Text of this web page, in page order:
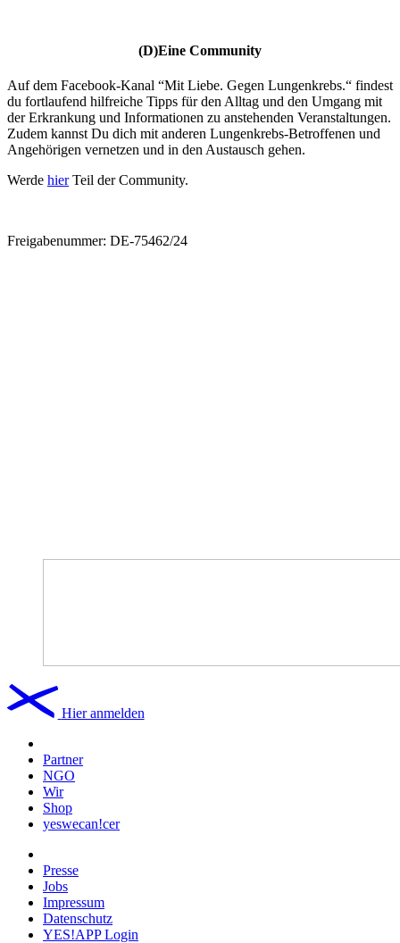
(D)Eine Community
Auf dem Facebook-Kanal “Mit Liebe. Gegen Lungenkrebs.“ findest
du fortlaufend hilfreiche Tipps für den Alltag und den Umgang mit
der Erkrankung und Informationen zu anstehenden Veranstaltungen.
Zudem kannst Du dich mit anderen Lungenkrebs-Betroffenen und
Angehörigen vernetzen und in den Austausch gehen.
Werde hierTeil der Community.
Freigabenummer: DE-75462/24
Hier anmelden
Partner
NGO
Wir
Shop
yeswecan!cer
Presse
Jobs
Impressum
Datenschutz
YES!APP Login